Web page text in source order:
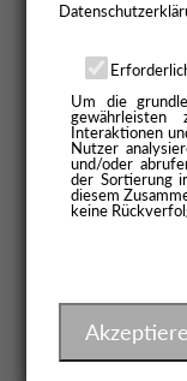
Um die
Interaktionen
Nutzer
und/oder
der Sortierung
diesem
keine